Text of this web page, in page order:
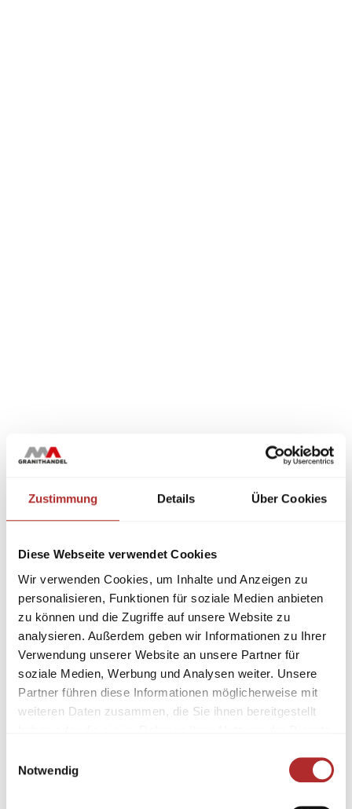
Zustimmung Details Über Cookies
Diese Webseite verwendet Cookies
Wir verwenden Cookies, um Inhalte und Anzeigen zu
personalisieren, Funktionen für soziale Medien anbieten
zu können und die Zugriffe auf unsere Website zu
analysieren. Außerdem geben wir Informationen zu Ihrer
Verwendung unserer Website an unsere Partner für
soziale Medien, Werbung und Analysen weiter. Unsere
Partner führen diese Informationen möglicherweise mit
weiteren Daten zusammen, die Sie ihnen bereitgestellt
Notwendig